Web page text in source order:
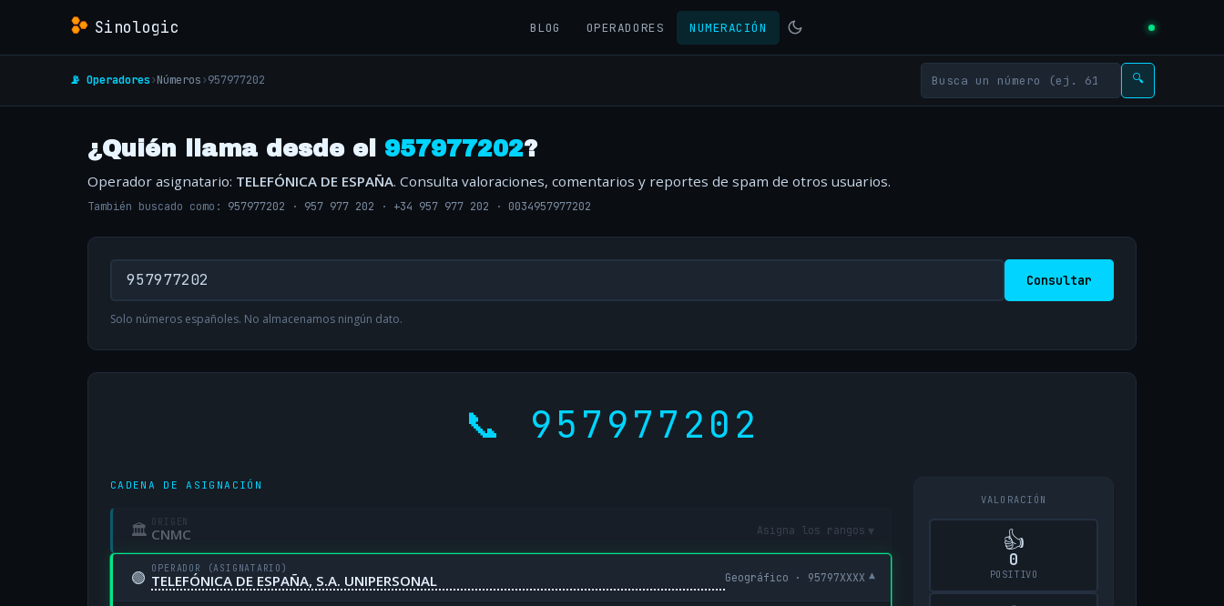
Sinologic BLOG OPERADORES NUMERACIÓN
📡 Operadores›Números›957977202 🔍
¿Quién llama desde el 957977202?
Operador asignatario: TELEFÓNICA DE ESPAÑA. Consulta valoraciones, comentarios y reportes de spam de otros usuarios.
También buscado como: 957977202 · 957 977 202 · +34 957 977 202 · 0034957977202
Consultar
Solo números españoles. No almacenamos ningún dato.
📞 957977202
CADENA DE ASIGNACIÓN
🏛 ORIGEN
CNMC Asigna los rangos ▾
🟢 OPERADOR (ASIGNATARIO)
TELEFÓNICA DE ESPAÑA, S.A. UNIPERSONAL Geográfico · 95797XXXX ▾
VALORACIÓN
👍
0
POSITIVO